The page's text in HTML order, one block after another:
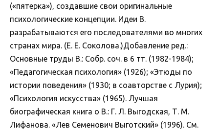
(«пятерка»), создавшие свои оригинальные
психологические концепции. Идеи В.
разрабатываются его последователями во многих
странах мира. (Е. Е. Соколова.)Добавление ред.:
Основные труды В.: Собр. соч. в 6 тт. (1982-1984);
«Педагогическая психология» (1926); «Этюды по
истории поведения» (1930; в соавторстве с Лурия);
«Психология искусства» (1965). Лучшая
биографическая книга о В.: Г. Л. Выгодская, Т. М.
Лифанова. «Лев Семенович Выготский» (1996). См.